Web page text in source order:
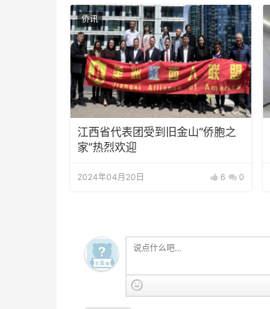
侨讯
江西省代表团受到旧金山“侨胞之
家”热烈欢迎
2024年04月20日 6 0